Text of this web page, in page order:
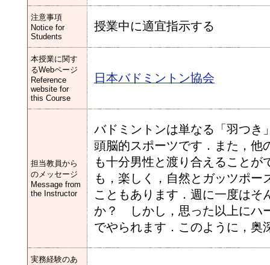
注意事項
Notice for
Students
授業中に適宜指示する
本授業に関す
るWebページ
Reference
website for
this Course
日本バドミントン協会
担当教員から
のメッセージ
Message from
the Instructor
バドミントンは単なる「羽つき
頭脳的スポーツです．また，他
も十分男性と渡り合えること
も，楽しく，自然とガッツポ
こともあります．週に一度はそ
か？ しかし，思った以上にハ
でやられます．このように，奥
実務経験のあ